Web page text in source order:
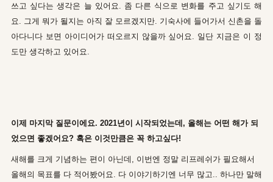
쓰고 싶다는 생각은 늘 있어요. 좀 다른 식으로 변화를 주고 싶기도 해
요. 그게 뭐가 될지는 아직 잘 모르겠지만. 기숙사에 들어가서 신촌을 돌
아다니다 보면 아이디어가 떠오르지 않을까 싶어요. 일단 지금은 이 정
도만 생각하고 있어요.
이제 마지막 질문이에요. 2021년이 시작되었는데, 올해는 어떤 해가 되
었으면 좋겠어요? 혹은 이것만큼은 꼭 하고싶다!
새해를 크게 기념하는 편이 아닌데, 이번엔 정말 리프레쉬가 필요해서
올해의 목표를 다 적어봤어요. 다 이야기하기엔 너무 많고.. 하나만 말해